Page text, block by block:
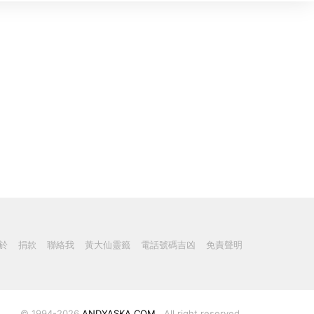
捐款 聯絡我 黃大仙靈籤 電話號碼吉凶 免責聲明